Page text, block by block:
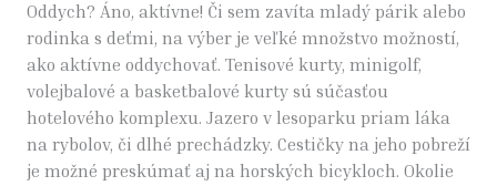
Oddych? Áno, aktívne! Či sem zavíta mladý párik alebo
rodinka s deťmi, na výber je veľké množstvo možností,
ako aktívne oddychovať. Tenisové kurty, minigolf,
volejbalové a basketbalové kurty sú súčasťou
hotelového komplexu. Jazero v lesoparku priam láka
na rybolov, či dlhé prechádzky. Cestičky na jeho pobreží
je možné preskúmať aj na horských bicykloch. Okolie